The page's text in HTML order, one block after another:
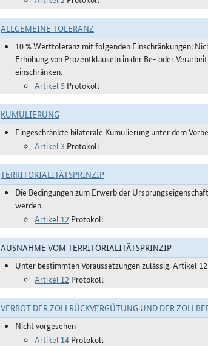
ALLGEMEINE TOLERANZ
10 % Werttoleranz mit folgenden Einschränkungen:
Erhöhung von Prozentklauseln in der Be- oder
einschränken.
Artikel 5 Protokoll
KUMULIERUNG
Eingeschränkte bilaterale Kumulierung unter dem
Artikel 3 Protokoll
TERRITORIALITÄTSPRINZIP
Die Bedingungen zum Erwerb der
werden.
Artikel 12 Protokoll
AUSNAHME VOM TERRITORIALITÄTSPRINZIP
Unter bestimmten Voraussetzungen zulässig. Artikel
Artikel 12 Protokoll
VERBOT DER ZOLLRÜCKVERGÜTUNG UND DER
Nicht vorgesehen
Artikel 14 Protokoll